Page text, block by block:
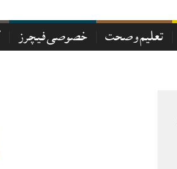
تعلیم و صحت خصوصی فیچرز